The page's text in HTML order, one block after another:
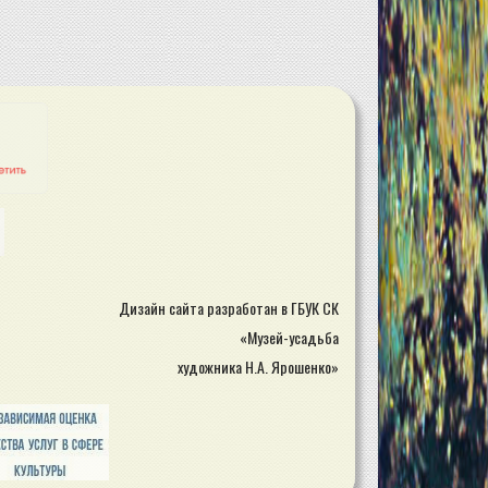
Дизайн сайта разработан в ГБУК СК
«Музей-усадьба
художника Н.А. Ярошенко»